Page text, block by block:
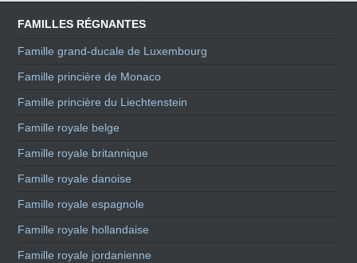
FAMILLES RÉGNANTES
Famille grand-ducale de Luxembourg
Famille princière de Monaco
Famille princière du Liechtenstein
Famille royale belge
Famille royale britannique
Famille royale danoise
Famille royale espagnole
Famille royale hollandaise
Famille royale jordanienne